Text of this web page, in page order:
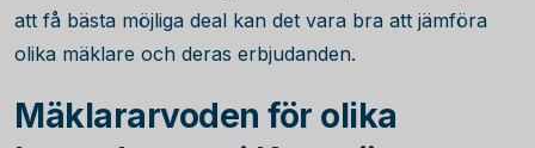
att få bästa möjliga deal kan det vara bra att jämföra
olika mäklare och deras erbjudanden.
Mäklararvoden för olika